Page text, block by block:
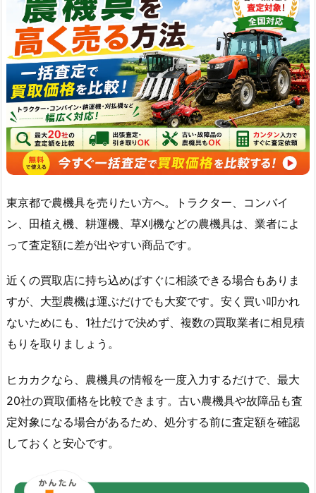
東京都で農機具を売りたい方へ。トラクター、コンバイ
ン、田植え機、耕運機、草刈機などの農機具は、業者によ
って査定額に差が出やすい商品です。
近くの買取店に持ち込めばすぐに相談できる場合もありま
すが、大型農機は運ぶだけでも大変です。安く買い叩かれ
ないためにも、1社だけで決めず、複数の買取業者に相見積
もりを取りましょう。
ヒカカクなら、農機具の情報を一度入力するだけで、最大
20社の買取価格を比較できます。古い農機具や故障品も査
定対象になる場合があるため、処分する前に査定額を確認
しておくと安心です。